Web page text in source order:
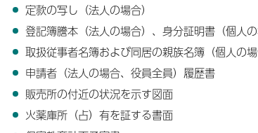
定款の写し（法人の場合）
登記簿謄本（法人の場合）、身分証明書（個人の
取扱従事者名簿および同居の親族名簿（個人の場
申請者（法人の場合、役員全員）履歴書
販売所の付近の状況を示す図面
火薬庫所（占）有を証する書面